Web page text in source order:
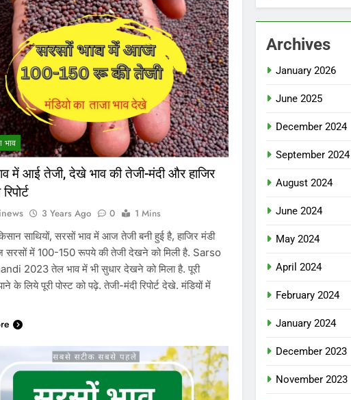
भाव
में आई तेजी, देखे भाव की तेजी-मंदी और हाजिर
3 Years Ago 0
1 Mins
साथियों, सरसों भाव में आज तेजी बनी हुई है, हाजिर मंडी
सरसों में 100-150 रूपये की तेजी देखने को मिली है. Sarso
2023 तेल भाव में भी सुधार देखने को मिला है. पूरी
के लिये पूरी पोस्ट को पढ़े. तेजी-मंदी रिपोर्ट देखे. मंडियों में
Archives
January 2026
June 2025
December 2024
September 2024
August 2024
June 2024
May 2024
April 2024
February 2024
January 2024
December 2023
November 2023